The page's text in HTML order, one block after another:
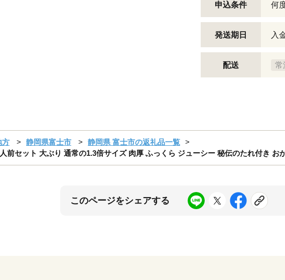
申込条件 何
発送期日 入
配送 常
方 静岡県富士市
静岡県 富士市の返礼品一覧
前セット 大ぶり 通常の1.3倍サイズ 肉厚 ふっくら ジューシー 秘伝のたれ付き お
このページをシェアする